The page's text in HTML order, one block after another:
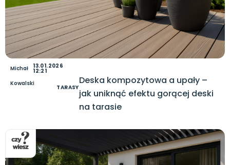
Michał
Kowalski
13.01.2026
12:21
TARASY
Deska kompozytowa a upały –
jak uniknąć efektu gorącej deski
na tarasie